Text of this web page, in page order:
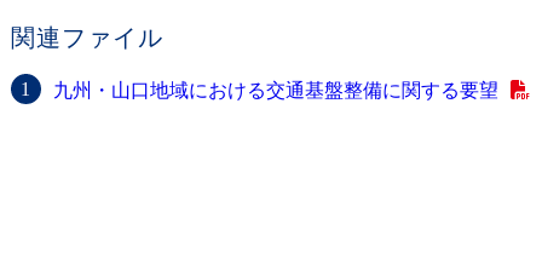
関連ファイル
九州・山口地域における交通基盤整備に関する要望